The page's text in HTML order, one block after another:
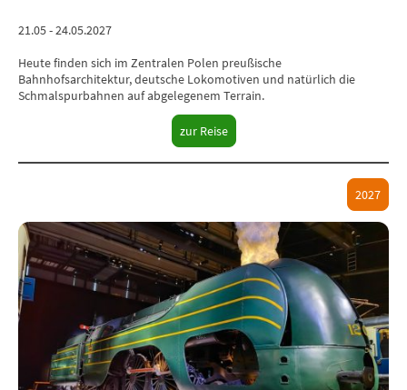
21.05 - 24.05.2027
Heute finden sich im Zentralen Polen preußische
Bahnhofsarchitektur, deutsche Lokomotiven und natürlich die
Schmalspurbahnen auf abgelegenem Terrain.
zur Reise
2027